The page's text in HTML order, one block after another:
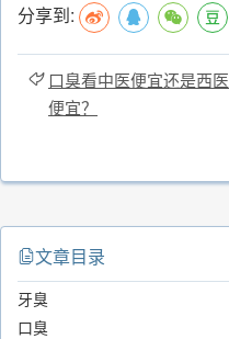
分享到:
口臭看中医便宜还是西医
便宜？
文章目录
牙臭
口臭